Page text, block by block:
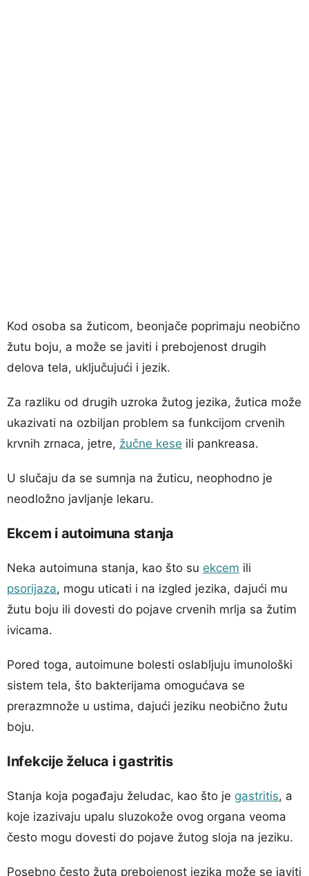
Kod osoba sa žuticom, beonjače poprimaju neobično
žutu boju, a može se javiti i prebojenost drugih
delova tela, uključujući i jezik.
Za razliku od drugih uzroka žutog jezika, žutica može
ukazivati na ozbiljan problem sa funkcijom crvenih
krvnih zrnaca, jetre, žučne kese ili pankreasa.
U slučaju da se sumnja na žuticu, neophodno je
neodložno javljanje lekaru.
Ekcem i autoimuna stanja
Neka autoimuna stanja, kao što su ekcem ili
psorijaza, mogu uticati i na izgled jezika, dajući mu
žutu boju ili dovesti do pojave crvenih mrlja sa žutim
ivicama.
Pored toga, autoimune bolesti oslabljuju imunološki
sistem tela, što bakterijama omogućava se
prerazmnože u ustima, dajući jeziku neobično žutu
boju.
Infekcije želuca i gastritis
Stanja koja pogađaju želudac, kao što je gastritis, a
koje izazivaju upalu sluzokože ovog organa veoma
često mogu dovesti do pojave žutog sloja na jeziku.
Posebno često žuta prebojenost jezika može se javiti